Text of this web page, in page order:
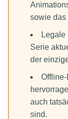
Häufige
sowie das
Serie
der
auch
sind.